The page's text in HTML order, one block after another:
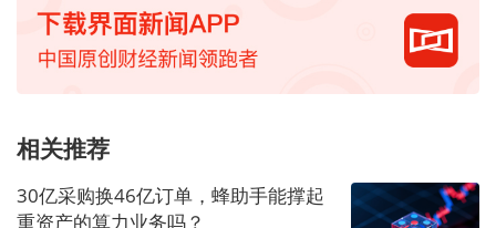
相关推荐
30亿采购换46亿订单，蜂助手能撑起
重资产的算力业务吗？